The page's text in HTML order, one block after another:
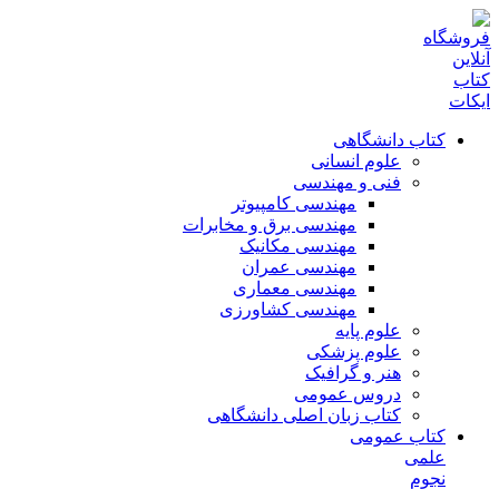
کتاب دانشگاهی
علوم انسانی
فنی و مهندسی
مهندسی کامپیوتر
مهندسی برق و مخابرات
مهندسی مکانیک
مهندسی عمران
مهندسی معماری
مهندسی کشاورزی
علوم پایه
علوم پزشکی
هنر و گرافیک
دروس عمومی
کتاب زبان اصلی دانشگاهی
کتاب عمومی
علمی
نجوم